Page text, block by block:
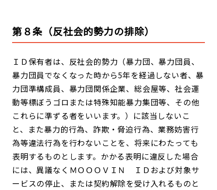
第８条（反社会的勢力の排除）
ＩＤ保有者は、反社会的勢力（暴力団、暴力団員、
暴力団員でなくなった時から5年を経過しない者、暴
力団準構成員、暴力団関係企業、総会屋等、社会運
動等標ぼうゴロまたは特殊知能暴力集団等、その他
これらに準ずる者をいいます。）に該当しないこ
と、また暴力的行為、詐欺・脅迫行為、業務妨害行
為等違法行為を行わないことを、将来にわたっても
表明するものとします。かかる表明に違反した場合
には、異議なくＭＯＯＯＶＩＮ ＩＤおよび対象サ
ービスの停止、または契約解除を受け入れるものと